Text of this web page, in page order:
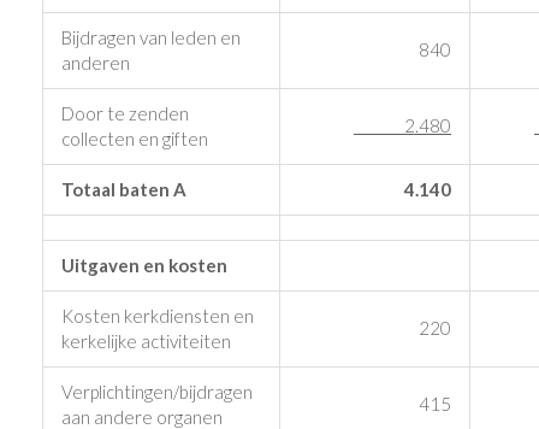
Bijdragen van leden en
anderen
840
Door te zenden
collecten en giften
2.480
Totaal baten A 4.140
Uitgaven en kosten
Kosten kerkdiensten en
kerkelijke activiteiten
220
Verplichtingen/bijdragen
aan andere organen
415